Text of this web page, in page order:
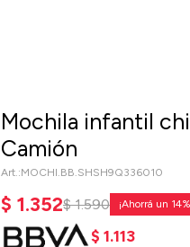
Mochila infantil
Camión
MOCHI.BB.SHSH9Q336010
$ 1.352$ 1.590 14
$ 1.113